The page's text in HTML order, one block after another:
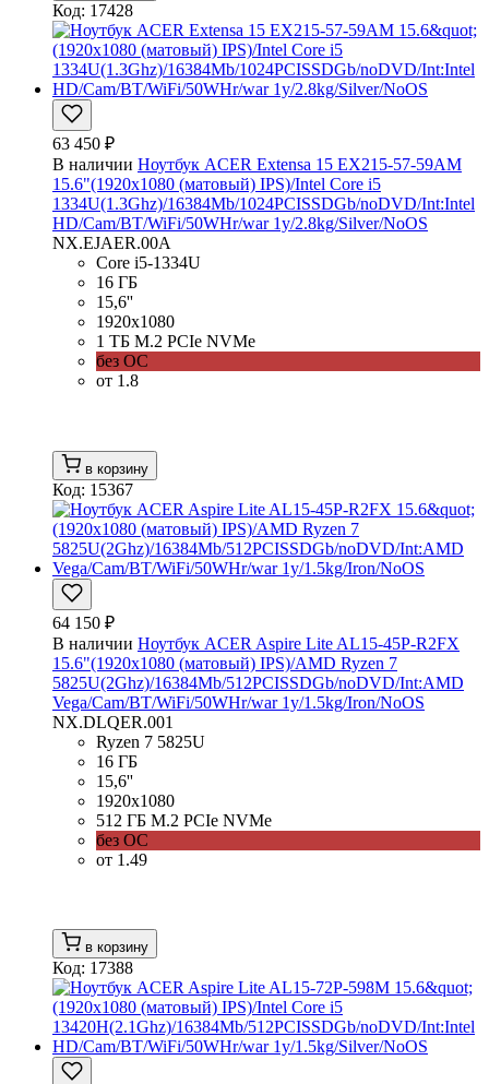
Код: 17428
63 450 ₽
В наличии Ноутбук ACER Extensa 15 EX215-57-59AM
15.6"(1920x1080 (матовый) IPS)/Intel Core i5
1334U(1.3Ghz)/16384Mb/1024PCISSDGb/noDVD/Int:Intel
HD/Cam/BT/WiFi/50WHr/war 1y/2.8kg/Silver/NoOS
NX.EJAER.00A
Core i5-1334U
16 ГБ
15,6''
1920x1080
1 ТБ M.2 PCIe NVMe
без ОС
от 1.8
в корзину
Код: 15367
64 150 ₽
В наличии Ноутбук ACER Aspire Lite AL15-45P-R2FX
15.6"(1920x1080 (матовый) IPS)/AMD Ryzen 7
5825U(2Ghz)/16384Mb/512PCISSDGb/noDVD/Int:AMD
Vega/Cam/BT/WiFi/50WHr/war 1y/1.5kg/Iron/NoOS
NX.DLQER.001
Ryzen 7 5825U
16 ГБ
15,6''
1920x1080
512 ГБ M.2 PCIe NVMe
без ОС
от 1.49
в корзину
Код: 17388